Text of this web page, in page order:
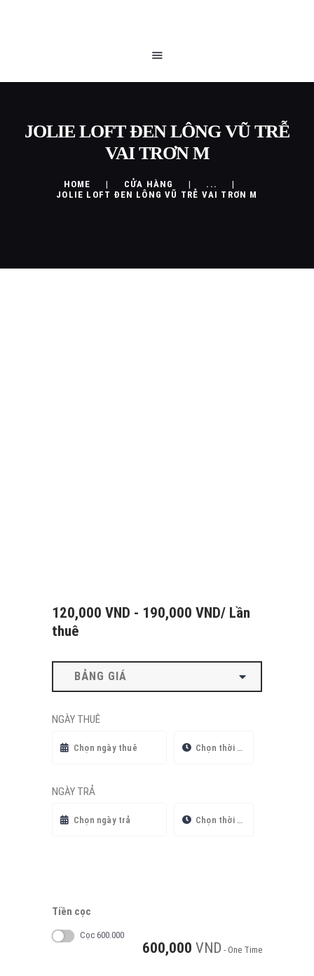
JOLIE LOFT ĐEN LÔNG VŨ TRỄ
VAI TRƠN M
HOME CỬA HÀNG
...
JOLIE LOFT ĐEN LÔNG VŨ TRỄ VAI TRƠN M
TRANG CHỦ
CHÍNH SÁCH
120,000 VND - 190,000 VND/ Lần
thuê
BẢNG GIÁ
NGÀY THUÊ
NGÀY TRẢ
Tiền cọc
Cọc 600.000
600,000 VND - One Time